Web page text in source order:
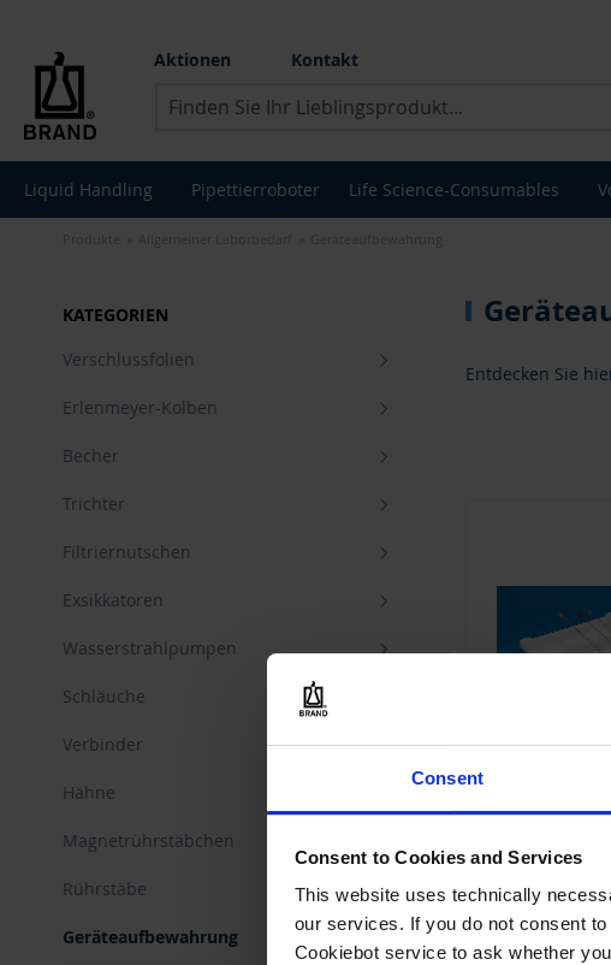
Consent
Consent to Cookies and Services
This website uses technically
our services. If you do not consent
Cookiebot service to ask whether
Aktionen Kontakt
Liquid Handling Pipettierroboter Life Science-Consumables
Entdecken Sie
KATEGORIEN
Verschlussfolien
Erlenmeyer-Kolben
Becher
Trichter
Filtriernutschen
Exsikkatoren
Wasserstrahlpumpen
Schläuche
Verbinder
Hähne
Magnetrührstäbchen
Rührstäbe
Geräteaufbewahrung